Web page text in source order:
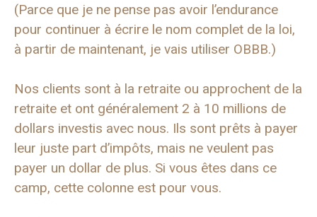
(Parce que je ne pense pas avoir l’endurance
pour continuer à écrire le nom complet de la loi,
à partir de maintenant, je vais utiliser OBBB.)
Nos clients sont à la retraite ou approchent de la
retraite et ont généralement 2 à 10 millions de
dollars investis avec nous. Ils sont prêts à payer
leur juste part d’impôts, mais ne veulent pas
payer un dollar de plus. Si vous êtes dans ce
camp, cette colonne est pour vous.